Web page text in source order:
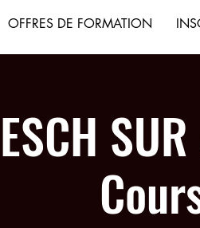
OFFRES DE FORMATION
ESCH